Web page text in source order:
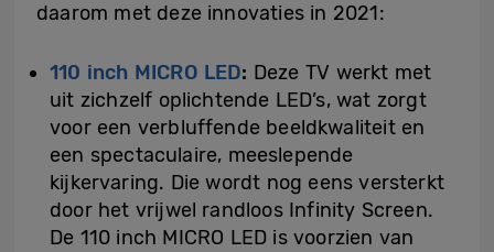
daarom met deze innovaties in 2021:
110 inch MICRO LED: Deze TV werkt met
uit zichzelf oplichtende LED’s, wat zorgt
voor een verbluffende beeldkwaliteit en
een spectaculaire, meeslepende
kijkervaring. Die wordt nog eens versterkt
door het vrijwel randloos Infinity Screen.
De 110 inch MICRO LED is voorzien van